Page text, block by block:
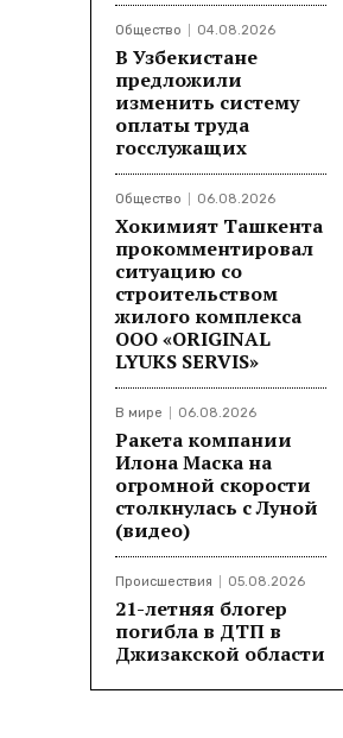
Общество 04.08.2026
В Узбекистане
предложили
изменить систему
оплаты труда
госслужащих
Общество 06.08.2026
Хокимият Ташкента
прокомментировал
ситуацию со
строительством
жилого комплекса
ООО «ORIGINAL
LYUKS SERVIS»
В мире 06.08.2026
Ракета компании
Илона Маска на
огромной скорости
столкнулась с Луной
(видео)
Происшествия 05.08.2026
21-летняя блогер
погибла в ДТП в
Джизакской области